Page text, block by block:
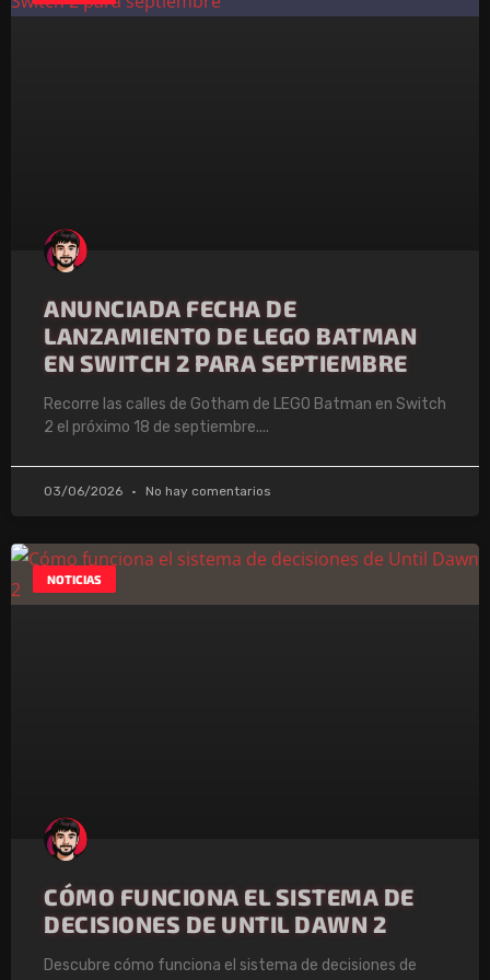
ANUNCIADA FECHA DE
LANZAMIENTO DE LEGO BATMAN
EN SWITCH 2 PARA SEPTIEMBRE
Recorre las calles de Gotham de LEGO Batman en Switch
2 el próximo 18 de septiembre.
03/06/2026 No hay comentarios
NOTICIAS
CÓMO FUNCIONA EL SISTEMA DE
DECISIONES DE UNTIL DAWN 2
Descubre cómo funciona el sistema de decisiones de